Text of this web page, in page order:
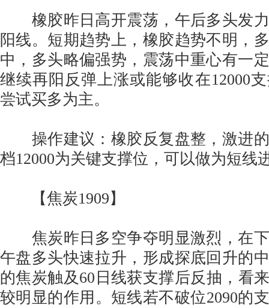
橡胶昨日高开震荡，午后多头发力
阳线。短期趋势上，橡胶趋势不明，
中，多头略偏强势，震荡中重心有一
继续再阳反弹上涨或能够收在12000
尝试买多为主。
操作建议：橡胶反复盘整，激进的
档12000为关键支撑位，可以做为短线
【焦炭1909】
焦炭昨日多空争夺明显激烈，在下
午盘多头快速拉升，形成探底回升的
的焦炭触及60日线获支撑后反抽，看
较明显的作用。短线若不破位2090的